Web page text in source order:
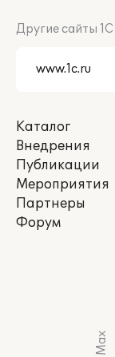
Другие сайты 1С
Каталог
Внедрения
Публикации
Мероприятия
Партнеры
Форум